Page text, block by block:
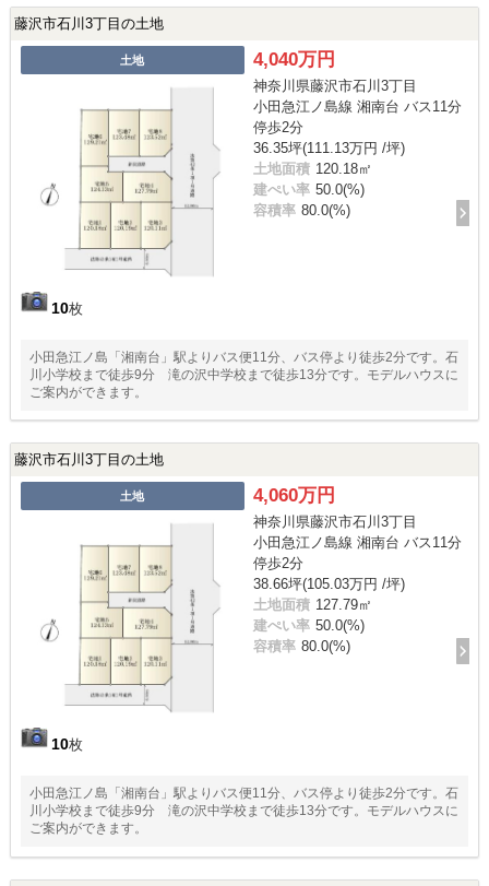
藤沢市石川3丁目の土地
土地
10枚
4,040万円
神奈川県藤沢市石川3丁目
小田急江ノ島線 湘南台 バス11分
停歩2分
36.35坪(111.13万円 /坪)
土地面積 120.18㎡
建ぺい率 50.0(%)
容積率 80.0(%)
小田急江ノ島「湘南台」駅よりバス便11分、バス停より徒歩2分です。石
川小学校まで徒歩9分 滝の沢中学校まで徒歩13分です。モデルハウスに
ご案内ができます。
藤沢市石川3丁目の土地
土地
10枚
4,060万円
神奈川県藤沢市石川3丁目
小田急江ノ島線 湘南台 バス11分
停歩2分
38.66坪(105.03万円 /坪)
土地面積 127.79㎡
建ぺい率 50.0(%)
容積率 80.0(%)
小田急江ノ島「湘南台」駅よりバス便11分、バス停より徒歩2分です。石
川小学校まで徒歩9分 滝の沢中学校まで徒歩13分です。モデルハウスに
ご案内ができます。